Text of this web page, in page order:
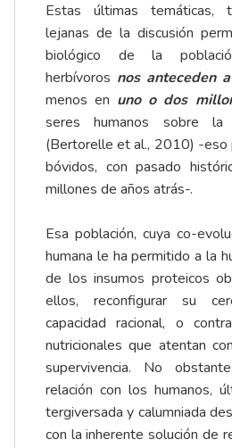
Estas últimas temáticas,
lejanas de la discusión
biológico de la
herbívoros nos anteceden
menos en uno o dos
seres humanos sobre
(Bertorelle et al., 2010) -eso
bóvidos, con pasado
millones de años atrás-.
Esa población, cuya co-
humana le ha permitido a la
de los insumos proteicos
ellos, reconfigurar su
capacidad racional, o
nutricionales que atentan
supervivencia. No
relación con los humanos,
tergiversada y calumniada
con la inherente solución de